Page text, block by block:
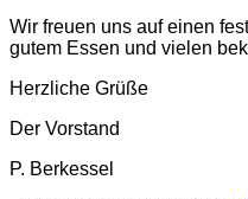
Wir freuen uns auf einen
gutem Essen und vielen
Herzliche Grüße
Der Vorstand
P. Berkessel